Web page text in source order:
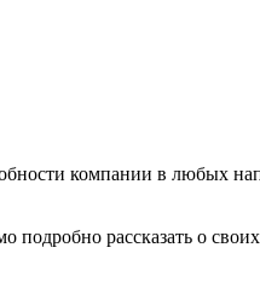
компании в любых
рассказать о